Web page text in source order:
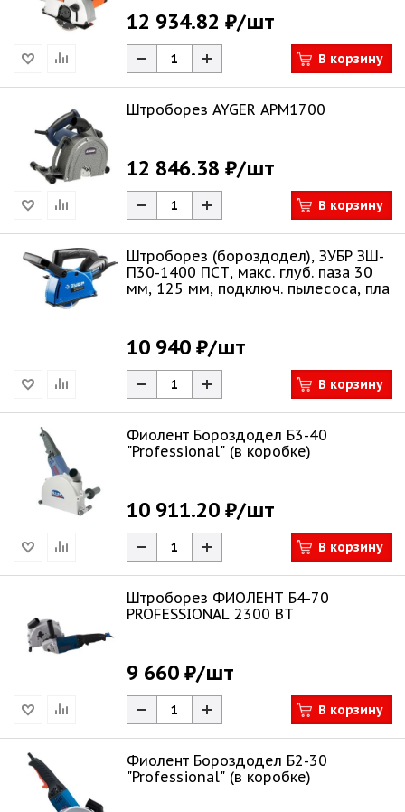
12 934.82 ₽/шт
В корзину
Штроборез AYGER APM1700
12 846.38 ₽/шт
В корзину
Штроборез (бороздодел), ЗУБР ЗШ-
П30-1400 ПСТ, макс. глуб. паза 30
мм, 125 мм, подключ. пылесоса, пла
10 940 ₽/шт
В корзину
Фиолент Бороздодел Б3-40
"Professional" (в коробке)
10 911.20 ₽/шт
В корзину
Штроборез ФИОЛЕНТ Б4-70
PROFESSIONAL 2300 ВТ
9 660 ₽/шт
В корзину
Фиолент Бороздодел Б2-30
"Professional" (в коробке)